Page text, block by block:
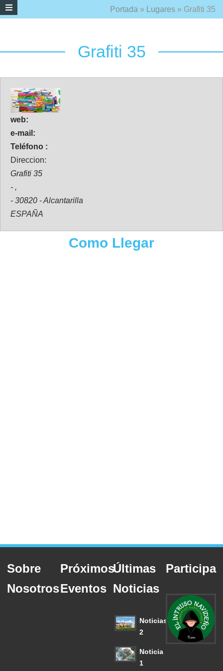
Portada » Lugares » Grafiti 35
Grafiti 35
web:
e-mail:
Teléfono :
Direccion:
Grafiti 35
- ,
- 30820 - Alcantarilla
ESPAÑA
Como Llegar
Sobre
Nosotros
Próximos
Eventos
Últimas
Noticias
Noticias
2
Noticia
1
Participa